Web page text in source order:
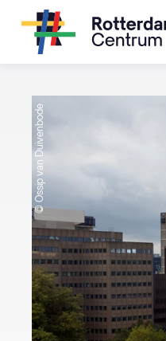
© Ossip van Duivenbode